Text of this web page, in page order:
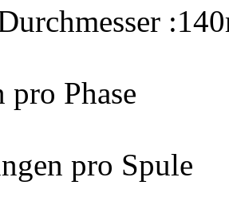
pro Phase
pro Spule